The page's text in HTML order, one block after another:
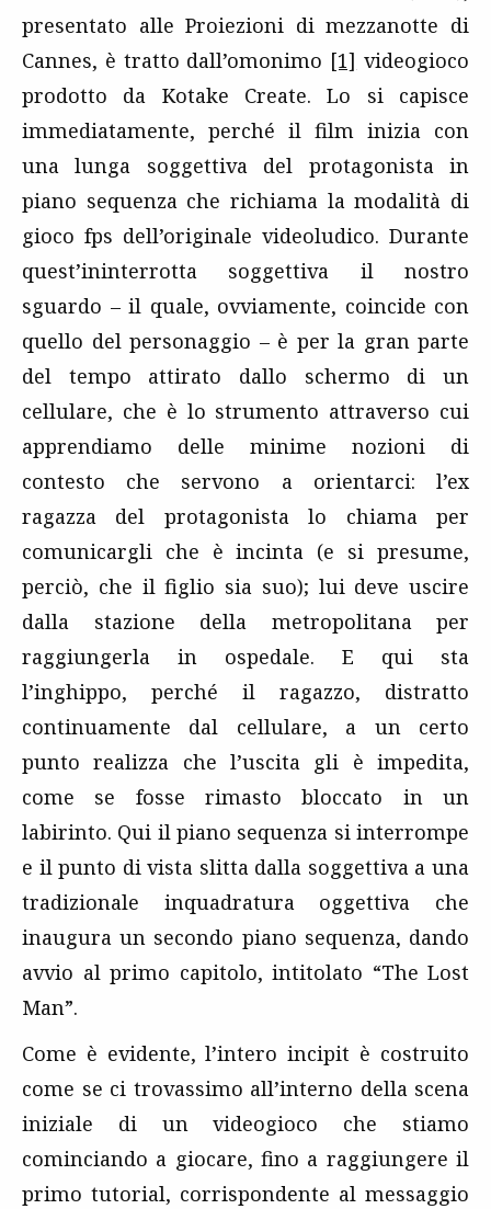
presentato alle Proiezioni di mezzanotte di
Cannes, è tratto dall’omonimo [1] videogioco
prodotto da Kotake Create. Lo si capisce
immediatamente, perché il film inizia con
una lunga soggettiva del protagonista in
piano sequenza che richiama la modalità di
gioco fps dell’originale videoludico. Durante
quest’ininterrotta soggettiva il nostro
sguardo – il quale, ovviamente, coincide con
quello del personaggio – è per la gran parte
del tempo attirato dallo schermo di un
cellulare, che è lo strumento attraverso cui
apprendiamo delle minime nozioni di
contesto che servono a orientarci: l’ex
ragazza del protagonista lo chiama per
comunicargli che è incinta (e si presume,
perciò, che il figlio sia suo); lui deve uscire
dalla stazione della metropolitana per
raggiungerla in ospedale. E qui sta
l’inghippo, perché il ragazzo, distratto
continuamente dal cellulare, a un certo
punto realizza che l’uscita gli è impedita,
come se fosse rimasto bloccato in un
labirinto. Qui il piano sequenza si interrompe
e il punto di vista slitta dalla soggettiva a una
tradizionale inquadratura oggettiva che
inaugura un secondo piano sequenza, dando
avvio al primo capitolo, intitolato “The Lost
Man”.
Come è evidente, l’intero incipit è costruito
come se ci trovassimo all’interno della scena
iniziale di un videogioco che stiamo
cominciando a giocare, fino a raggiungere il
primo tutorial, corrispondente al messaggio